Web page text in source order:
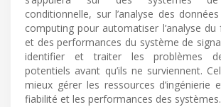
conditionnelle, sur l’analyse des
computing pour automatiser l’analyse
et des performances du système de
identifier et traiter les problèmes
potentiels avant qu’ils ne surviennent.
mieux gérer les ressources d’ingénierie
fiabilité et les performances des systèmes.